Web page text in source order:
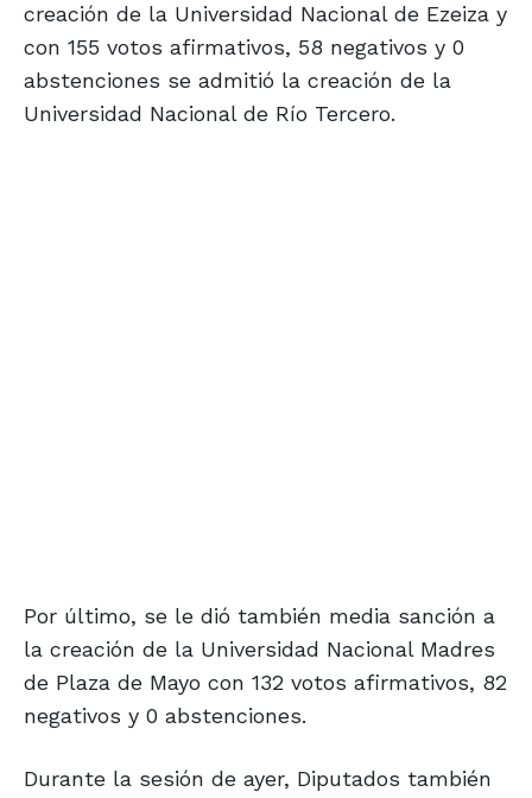
creación de la Universidad Nacional de Ezeiza y
con 155 votos afirmativos, 58 negativos y 0
abstenciones se admitió la creación de la
Universidad Nacional de Río Tercero.
Por último, se le dió también media sanción a
la creación de la Universidad Nacional Madres
de Plaza de Mayo con 132 votos afirmativos, 82
negativos y 0 abstenciones.
Durante la sesión de ayer, Diputados también